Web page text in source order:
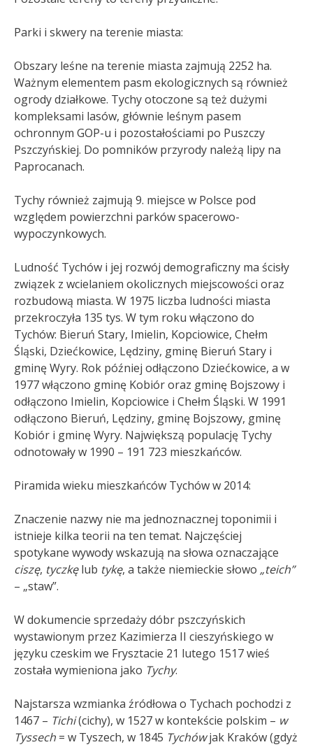
Parki i skwery na terenie miasta:
Obszary leśne na terenie miasta zajmują 2252 ha.
Ważnym elementem pasm ekologicznych są również
ogrody działkowe. Tychy otoczone są też dużymi
kompleksami lasów, głównie leśnym pasem
ochronnym GOP-u i pozostałościami po Puszczy
Pszczyńskiej. Do pomników przyrody należą lipy na
Paprocanach.
Tychy również zajmują 9. miejsce w Polsce pod
względem powierzchni parków spacerowo-
wypoczynkowych.
Ludność Tychów i jej rozwój demograficzny ma ścisły
związek z wcielaniem okolicznych miejscowości oraz
rozbudową miasta. W 1975 liczba ludności miasta
przekroczyła 135 tys. W tym roku włączono do
Tychów: Bieruń Stary, Imielin, Kopciowice, Chełm
Śląski, Dziećkowice, Lędziny, gminę Bieruń Stary i
gminę Wyry. Rok później odłączono Dziećkowice, a w
1977 włączono gminę Kobiór oraz gminę Bojszowy i
odłączono Imielin, Kopciowice i Chełm Śląski. W 1991
odłączono Bieruń, Lędziny, gminę Bojszowy, gminę
Kobiór i gminę Wyry. Największą populację Tychy
odnotowały w 1990 – 191 723 mieszkańców.
Piramida wieku mieszkańców Tychów w 2014:
Znaczenie nazwy nie ma jednoznacznej toponimii i
istnieje kilka teorii na ten temat. Najczęściej
spotykane wywody wskazują na słowa oznaczające
ciszę, tyczkęlub tykę, a także niemieckie słowo „teich”
– „staw”.
W dokumencie sprzedaży dóbr pszczyńskich
wystawionym przez Kazimierza II cieszyńskiego w
języku czeskim we Frysztacie 21 lutego 1517 wieś
została wymieniona jako Tychy.
Najstarsza wzmianka źródłowa o Tychach pochodzi z
1467 – Tichi(cichy), w 1527 w kontekście polskim – w
Tyssech = w Tyszech, w 1845 Tychówjak Kraków (gdyż